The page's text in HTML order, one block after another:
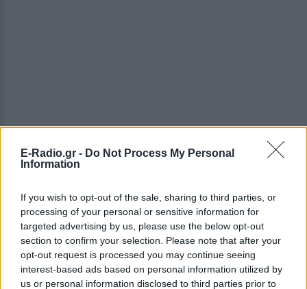
E-Radio.gr - Do Not Process My Personal
Information
If you wish to opt-out of the sale, sharing to third parties, or
processing of your personal or sensitive information for
targeted advertising by us, please use the below opt-out
section to confirm your selection. Please note that after your
opt-out request is processed you may continue seeing
interest-based ads based on personal information utilized by
us or personal information disclosed to third parties prior to
ΔΕΙΤΕ ΕΠΙΣΗΣ
ΣΤΗΝ ΙΔΙΑ ΚΑΤΗΓΟΡΙΑ
Ο μοναδικός Αμερικανός
πρόεδρος που έχει παραιτηθεί